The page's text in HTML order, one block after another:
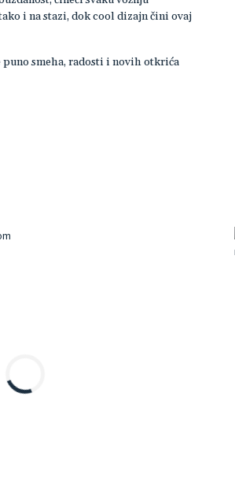
i na stazi, dok cool dizajn čini ovaj
puno smeha, radosti i novih otkrića